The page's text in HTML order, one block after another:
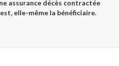
assurance décès contractée
elle-même la bénéficiaire.